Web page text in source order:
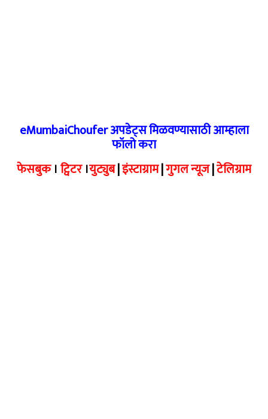
eMumbaiChoufer अपडेट्स मिळवण्यासाठी आम्हाला
फॉलो करा
फेसबुक।ट्विटर।युट्युब|इंस्टाग्राम|गुगल न्यूज|टेलिग्राम